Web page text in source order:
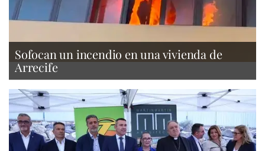
Sofocan un incendio en una vivienda de
Arrecife